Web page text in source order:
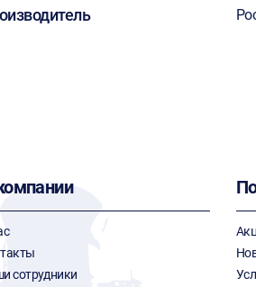
сотрудники